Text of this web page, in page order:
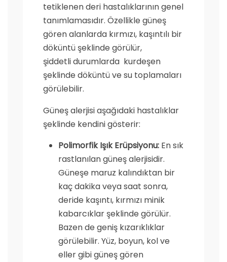
tetiklenen deri hastalıklarının genel
tanımlamasıdır. Özellikle güneş
gören alanlarda kırmızı, kaşıntılı bir
döküntü şeklinde görülür,
şiddetli durumlarda kurdeşen
şeklinde döküntü ve su toplamaları
görülebilir.
Güneş alerjisi aşağıdaki hastalıklar
şeklinde kendini gösterir:
Polimorfik Işık Erüpsiyonu: En sık
rastlanılan güneş alerjisidir.
Güneşe maruz kalındıktan bir
kaç dakika veya saat sonra,
deride kaşıntı, kırmızı minik
kabarcıklar şeklinde görülür.
Bazen de geniş kızarıklıklar
görülebilir. Yüz, boyun, kol ve
eller gibi güneş gören